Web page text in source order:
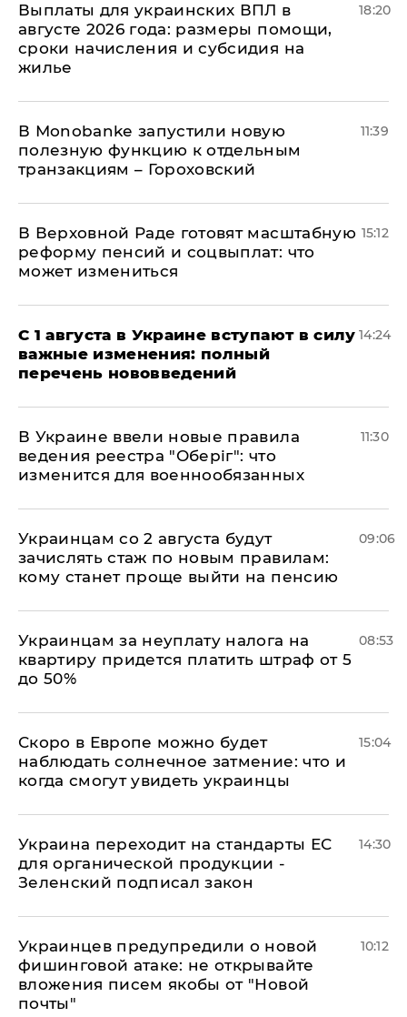
Выплаты для украинских ВПЛ в
августе 2026 года: размеры помощи,
сроки начисления и субсидия на
жилье
18:20
В Мonobankе запустили новую
полезную функцию к отдельным
транзакциям – Гороховский
11:39
В Верховной Раде готовят масштабную
реформу пенсий и соцвыплат: что
может измениться
15:12
С 1 августа в Украине вступают в силу
важные изменения: полный
перечень нововведений
14:24
В Украине ввели новые правила
ведения реестра "Оберіг": что
изменится для военнообязанных
11:30
Украинцам со 2 августа будут
зачислять стаж по новым правилам:
кому станет проще выйти на пенсию
09:06
Украинцам за неуплату налога на
квартиру придется платить штраф от 5
до 50%
08:53
Скоро в Европе можно будет
наблюдать солнечное затмение: что и
когда смогут увидеть украинцы
15:04
Украина переходит на стандарты ЕС
для органической продукции -
Зеленский подписал закон
14:30
Украинцев предупредили о новой
фишинговой атаке: не открывайте
вложения писем якобы от "Новой
почты"
10:12